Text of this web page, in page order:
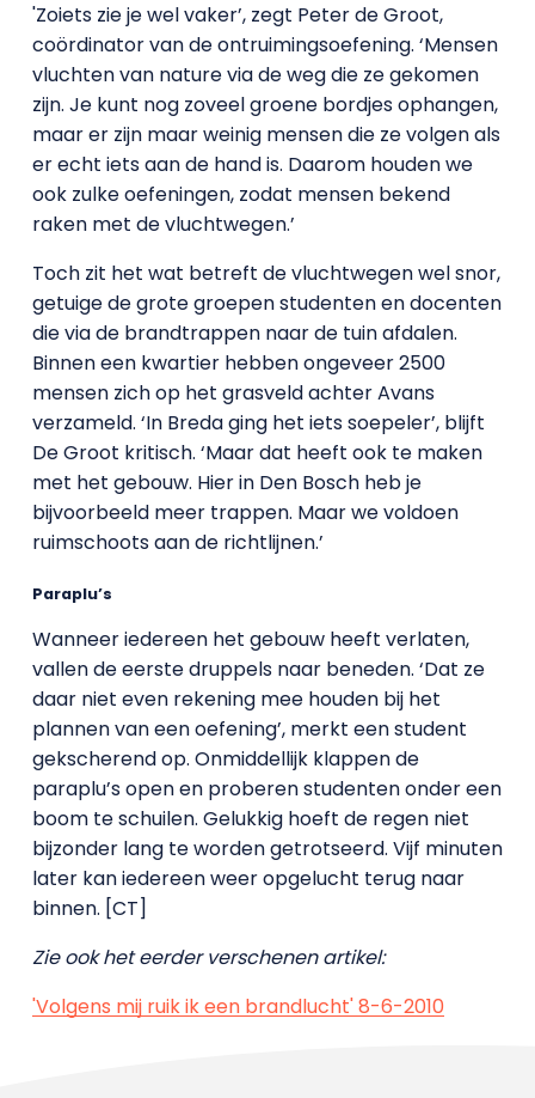
'Zoiets zie je wel vaker’, zegt Peter de Groot,
coördinator van de ontruimingsoefening. ‘Mensen
vluchten van nature via de weg die ze gekomen
zijn. Je kunt nog zoveel groene bordjes ophangen,
maar er zijn maar weinig mensen die ze volgen als
er echt iets aan de hand is. Daarom houden we
ook zulke oefeningen, zodat mensen bekend
raken met de vluchtwegen.’
Toch zit het wat betreft de vluchtwegen wel snor,
getuige de grote groepen studenten en docenten
die via de brandtrappen naar de tuin afdalen.
Binnen een kwartier hebben ongeveer 2500
mensen zich op het grasveld achter Avans
verzameld. ‘In Breda ging het iets soepeler’, blijft
De Groot kritisch. ‘Maar dat heeft ook te maken
met het gebouw. Hier in Den Bosch heb je
bijvoorbeeld meer trappen. Maar we voldoen
ruimschoots aan de richtlijnen.’
Paraplu’s
Wanneer iedereen het gebouw heeft verlaten,
vallen de eerste druppels naar beneden. ‘Dat ze
daar niet even rekening mee houden bij het
plannen van een oefening’, merkt een student
gekscherend op. Onmiddellijk klappen de
paraplu’s open en proberen studenten onder een
boom te schuilen. Gelukkig hoeft de regen niet
bijzonder lang te worden getrotseerd. Vijf minuten
later kan iedereen weer opgelucht terug naar
binnen. [CT]
Zie ook het eerder verschenen artikel:
'Volgens mij ruik ik een brandlucht' 8-6-2010